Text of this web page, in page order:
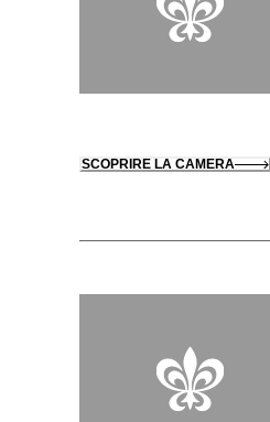
SCOPRIRE LA CAMERA